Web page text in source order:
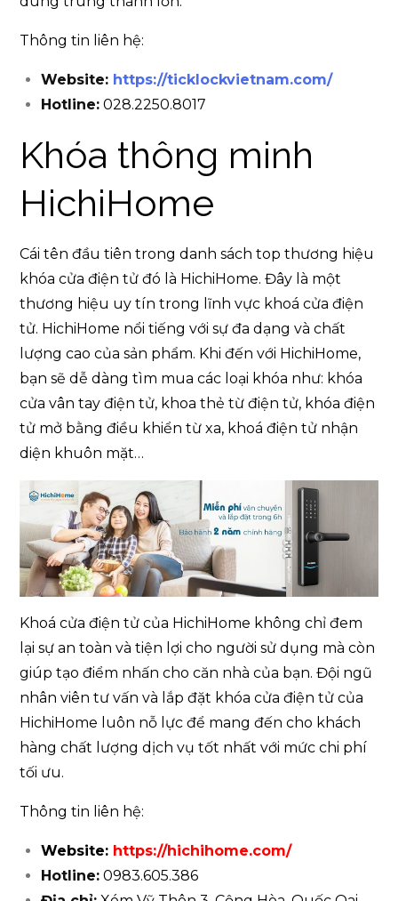
Thông tin liên hệ:
Website: https://ticklockvietnam.com/
Hotline: 028.2250.8017
Khóa thông minh
HichiHome
Cái tên đầu tiên trong danh sách top thương hiệu
khóa cửa điện tử đó là HichiHome. Đây là một
thương hiệu uy tín trong lĩnh vực khoá cửa điện
tử. HichiHome nổi tiếng với sự đa dạng và chất
lượng cao của sản phẩm. Khi đến với HichiHome,
bạn sẽ dễ dàng tìm mua các loại khóa như: khóa
cửa vân tay điện tử, khoa thẻ từ điện tử, khóa điện
tử mở bằng điều khiển từ xa, khoá điện tử nhận
diện khuôn mặt…
Khoá cửa điện tử của HichiHome không chỉ đem
lại sự an toàn và tiện lợi cho người sử dụng mà còn
giúp tạo điểm nhấn cho căn nhà của bạn. Đội ngũ
nhân viên tư vấn và lắp đặt khóa cửa điện tử của
HichiHome luôn nỗ lực để mang đến cho khách
hàng chất lượng dịch vụ tốt nhất với mức chi phí
tối ưu.
Thông tin liên hệ:
Website: https://hichihome.com/
Hotline: 0983.605.386